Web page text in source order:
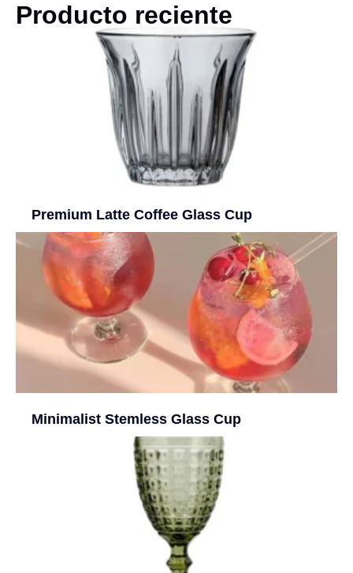
Producto reciente
Premium Latte Coffee Glass Cup
Minimalist Stemless Glass Cup